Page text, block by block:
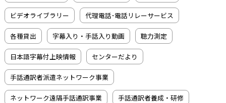
ビデオライブラリー 代理電話･電話リレーサービス
各種貸出 字幕入り・手話入り動画 聴力測定
日本語字幕付上映情報 センターだより
手話通訳者派遣ネットワーク事業
ネットワーク遠隔手話通訳事業 手話通訳者養成・研修